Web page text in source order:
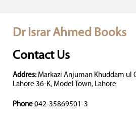
Dr Israr Ahmed Books
Contact Us
Addres: Markazi Anjuman Khuddam ul
Lahore 36-K, Model Town, Lahore
Phone 042-35869501-3